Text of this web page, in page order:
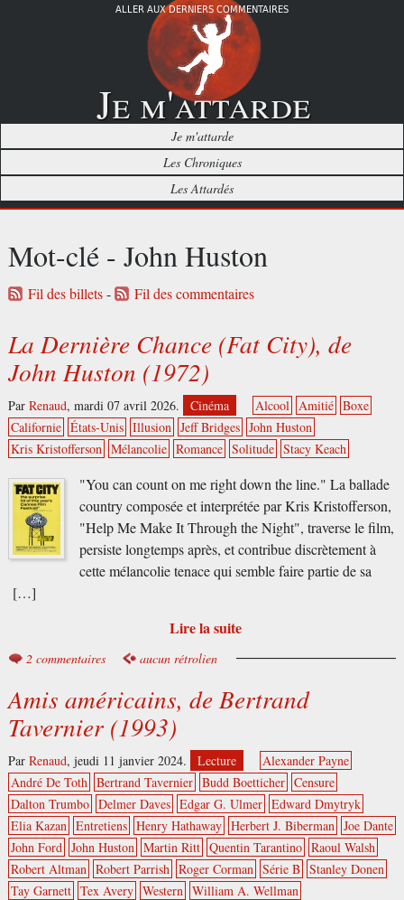
ALLER AUX DERNIERS COMMENTAIRES
Je m'attarde
Je m'attarde
Les Chroniques
Les Attardés
Mot-clé - John Huston
Fil des billets- Fil des commentaires
La Dernière Chance (Fat City), de
John Huston (1972)
Par Renaud, mardi 07 avril 2026. Cinéma Alcool Amitié Boxe
Californie États-Unis Illusion Jeff Bridges John Huston
Kris Kristofferson Mélancolie Romance Solitude Stacy Keach
"You can count on me right down the line." La ballade
country composée et interprétée par Kris Kristofferson,
"Help Me Make It Through the Night", traverse le film,
persiste longtemps après, et contribue discrètement à
cette mélancolie tenace qui semble faire partie de sa
[…]
Lire la suite
2 commentaires aucun rétrolien
Amis américains, de Bertrand
Tavernier (1993)
Par Renaud, jeudi 11 janvier 2024. Lecture
Alexander Payne
André De Toth Bertrand Tavernier Budd Boetticher Censure
Dalton Trumbo Delmer Daves Edgar G. Ulmer Edward Dmytryk
Elia Kazan Entretiens Henry Hathaway Herbert J. Biberman Joe Dante
John Ford John Huston Martin Ritt Quentin Tarantino Raoul Walsh
Robert Altman Robert Parrish Roger Corman Série B Stanley Donen
Tay Garnett Tex Avery Western William A. Wellman